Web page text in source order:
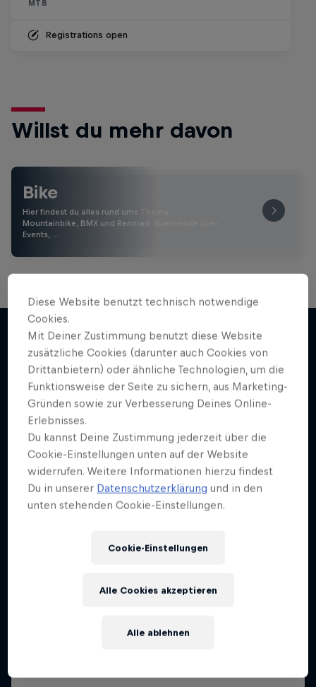
MTB
Registrations open
Willst du mehr davon
Bike
Hier findest du alles rund ums Thema
Mountainbike, BMX und Rennrad: Spannende Live-
Events, …
Weiter geht´s hier
Diese Website benutzt technisch notwendige
Cookies.
Mit Deiner Zustimmung benutzt diese Website
zusätzliche Cookies (darunter auch Cookies von
Drittanbietern) oder ähnliche Technologien, um die
Funktionsweise der Seite zu sichern, aus Marketing-
Gründen sowie zur Verbesserung Deines Online-
Erlebnisses.
Du kannst Deine Zustimmung jederzeit über die
Cookie-Einstellungen unten auf der Website
widerrufen. Weitere Informationen hierzu findest
Du in unserer Datenschutzerklärung und in den
unten stehenden Cookie-Einstellungen.
Cookie-Einstellungen
Alle ablehnen
Alle Cookies akzeptieren